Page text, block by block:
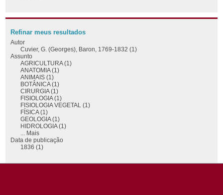
Refinar meus resultados
Autor
Cuvier, G. (Georges), Baron, 1769-1832 (1)
Assunto
AGRICULTURA (1)
ANATOMIA (1)
ANIMAIS (1)
BOTÂNICA (1)
CIRURGIA (1)
FISIOLOGIA (1)
FISIOLOGIA VEGETAL (1)
FÍSICA (1)
GEOLOGIA (1)
HIDROLOGIA (1)
... Mais
Data de publicação
1836 (1)